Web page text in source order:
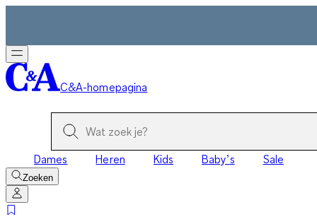
C&A-homepagina
Dames Heren Kids Baby’s Sale
Zoeken